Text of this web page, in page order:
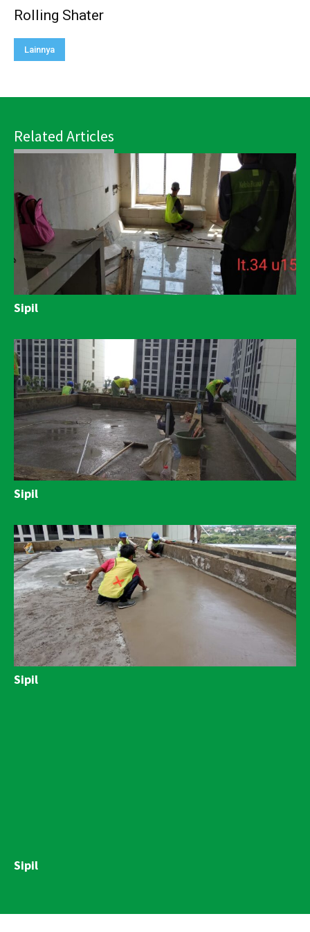
Rolling Shater
Lainnya
Related Articles
Sipil
Sipil
Sipil
Sipil